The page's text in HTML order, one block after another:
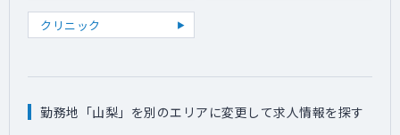
クリニック
勤務地「山梨」を別のエリアに変更して求人情報を探す